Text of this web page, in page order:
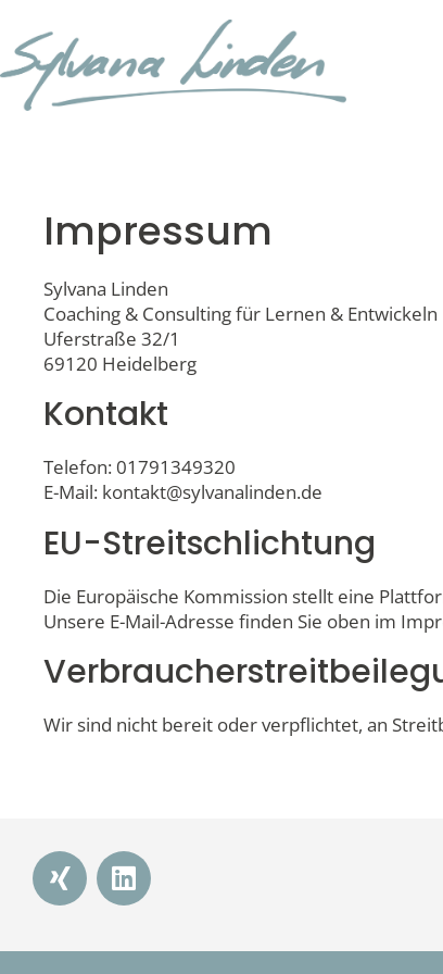
Impressum
Sylvana Linden
Coaching & Consulting für Lernen & Entwickeln
Uferstraße 32/1
69120 Heidelberg
Kontakt
Telefon: 01791349320
E-Mail: kontakt@sylvanalinden.de
EU-Streitschlichtung
Die Europäische Kommission stellt eine
Unsere E-Mail-Adresse finden Sie oben im
Wir sind nicht bereit oder verpflichtet, an